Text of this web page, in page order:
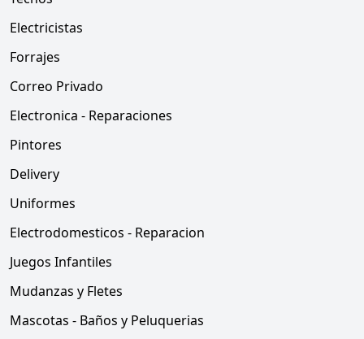
Electricistas
Forrajes
Correo Privado
Electronica - Reparaciones
Pintores
Delivery
Uniformes
Electrodomesticos - Reparacion
Juegos Infantiles
Mudanzas y Fletes
Mascotas - Baños y Peluquerias